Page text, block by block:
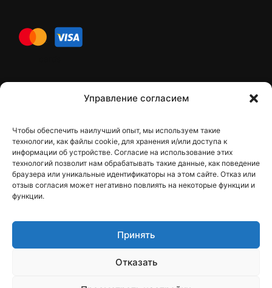
Управление согласием
Чтобы обеспечить наилучший опыт, мы используем такие
технологии, как файлы cookie, для хранения и/или доступа к
информации об устройстве. Согласие на использование этих
технологий позволит нам обрабатывать такие данные, как поведение
браузера или уникальные идентификаторы на этом сайте. Отказ или
отзыв согласия может негативно повлиять на некоторые функции и
функции.
Принять
Отказать
Контакти
Контакты
dfbelements@gmail.com